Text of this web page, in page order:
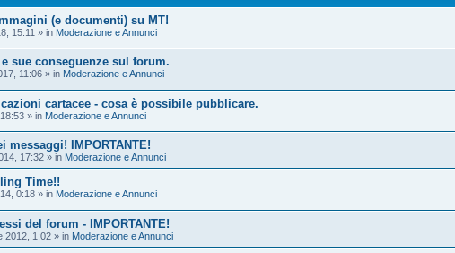
(e documenti) su MT!
15:11 » in Moderazione e Annunci
sue conseguenze sul forum.
11:06 » in Moderazione e Annunci
cartacee - cosa è possibile pubblicare.
» in Moderazione e Annunci
IMPORTANTE!
17:32 » in Moderazione e Annunci
Time!!
0:18 » in Moderazione e Annunci
del forum - IMPORTANTE!
2012, 1:02 » in Moderazione e Annunci